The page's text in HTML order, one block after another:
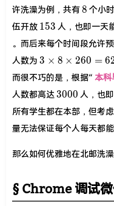
许洗澡为例，共有 8
8 个小
伍开放 153
153 人，也即一天
。而后来每个时间段允许
人数为 3
8
\times
260 =
6240
3 × 8 × 260 = 6
而很不巧的是，根据“ 本科
人数都高达 3000
3000 人，也
所有学生都在本部，但考
量无法保证每个人每天都能
那么如何优雅地在北邮洗
Chrome 调试